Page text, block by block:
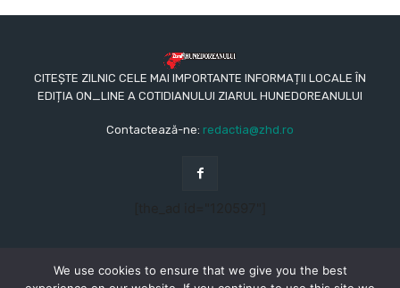
CITEȘTE ZILNIC CELE MAI IMPORTANTE INFORMAȚII LOCALE ÎN
EDIȚIA ON_LINE A COTIDIANULUI ZIARUL HUNEDOREANULUI
Contactează-ne: redactia@zhd.ro
We use cookies to ensure that we give you the best